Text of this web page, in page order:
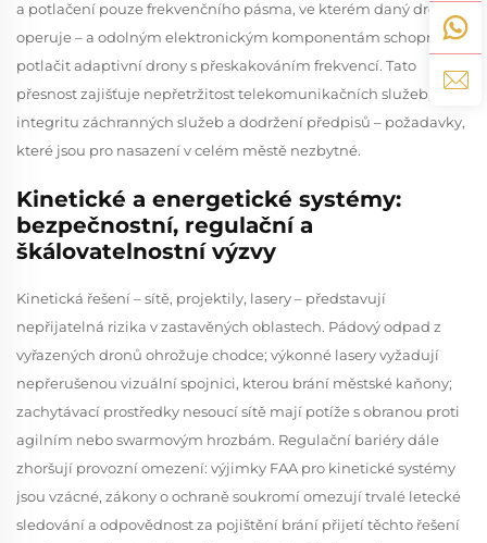
a potlačení pouze frekvenčního pásma, ve kterém daný drone
operuje – a odolným elektronickým komponentám schopným
potlačit adaptivní drony s přeskakováním frekvencí. Tato
přesnost zajišťuje nepřetržitost telekomunikačních služeb,
integritu záchranných služeb a dodržení předpisů – požadavky,
které jsou pro nasazení v celém městě nezbytné.
Kinetické a energetické systémy:
bezpečnostní, regulační a
škálovatelnostní výzvy
Kinetická řešení – sítě, projektily, lasery – představují
nepřijatelná rizika v zastavěných oblastech. Pádový odpad z
vyřazených dronů ohrožuje chodce; výkonné lasery vyžadují
nepřerušenou vizuální spojnici, kterou brání městské kaňony;
zachytávací prostředky nesoucí sítě mají potíže s obranou proti
agilním nebo swarmovým hrozbám. Regulační bariéry dále
zhoršují provozní omezení: výjimky FAA pro kinetické systémy
jsou vzácné, zákony o ochraně soukromí omezují trvalé letecké
sledování a odpovědnost za pojištění brání přijetí těchto řešení